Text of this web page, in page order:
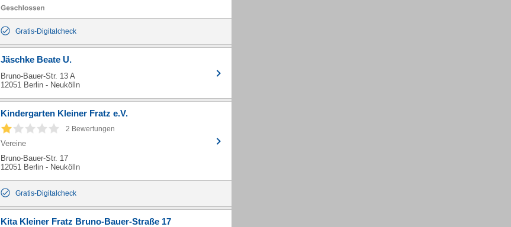
Gratis-Digitalcheck
Jäschke Beate U.
Bruno-Bauer-Str. 13 A
12051 Berlin - Neukölln
Kindergarten Kleiner Fratz e.V.
2 Bewertungen
Vereine
Bruno-Bauer-Str. 17
12051 Berlin - Neukölln
Gratis-Digitalcheck
Kita Kleiner Fratz Bruno-Bauer-Straße 17